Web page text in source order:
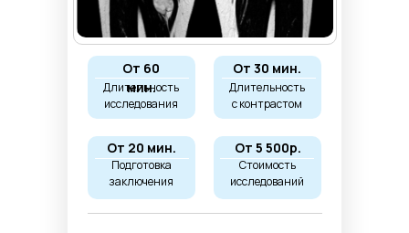
Длительность
с контрастом
Подготовка
заключения
От 60
мин.
Стоимость
исследований
От 30 мин.
Длительность
исследования
От 20 мин. От 5 500р.